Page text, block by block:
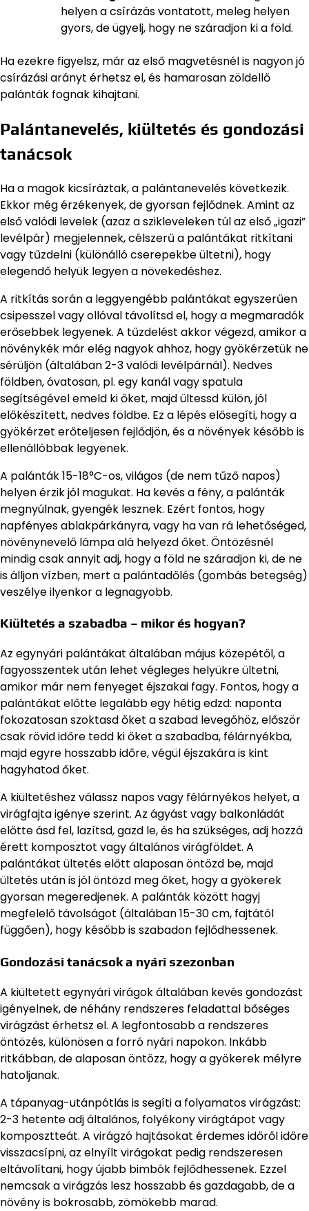
helyen a csírázás vontatott, meleg helyen
gyors, de ügyelj, hogy ne száradjon ki a föld.
Ha ezekre figyelsz, már az első magvetésnél is nagyon jó
csírázási arányt érhetsz el, és hamarosan zöldellő
palánták fognak kihajtani.
Palántanevelés, kiültetés és gondozási
tanácsok
Ha a magok kicsíráztak, a palántanevelés következik.
Ekkor még érzékenyek, de gyorsan fejlődnek. Amint az
első valódi levelek (azaz a szikleveleken túl az első „igazi”
levélpár) megjelennek, célszerű a palántákat ritkítani
vagy tűzdelni (különálló cserepekbe ültetni), hogy
elegendő helyük legyen a növekedéshez.
A ritkítás során a leggyengébb palántákat egyszerűen
csipesszel vagy ollóval távolítsd el, hogy a megmaradók
erősebbek legyenek. A tűzdelést akkor végezd, amikor a
növénykék már elég nagyok ahhoz, hogy gyökérzetük ne
sérüljön (általában 2-3 valódi levélpárnál). Nedves
földben, óvatosan, pl. egy kanál vagy spatula
segítségével emeld ki őket, majd ültessd külön, jól
előkészített, nedves földbe. Ez a lépés elősegíti, hogy a
gyökérzet erőteljesen fejlődjön, és a növények később is
ellenállóbbak legyenek.
A palánták 15-18°C-os, világos (de nem tűző napos)
helyen érzik jól magukat. Ha kevés a fény, a palánták
megnyúlnak, gyengék lesznek. Ezért fontos, hogy
napfényes ablakpárkányra, vagy ha van rá lehetőséged,
növénynevelő lámpa alá helyezd őket. Öntözésnél
mindig csak annyit adj, hogy a föld ne száradjon ki, de ne
is álljon vízben, mert a palántadőlés (gombás betegség)
veszélye ilyenkor a legnagyobb.
Kiültetés a szabadba – mikor és hogyan?
Az egynyári palántákat általában május közepétől, a
fagyosszentek után lehet végleges helyükre ültetni,
amikor már nem fenyeget éjszakai fagy. Fontos, hogy a
palántákat előtte legalább egy hétig edzd: naponta
fokozatosan szoktasd őket a szabad levegőhöz, először
csak rövid időre tedd ki őket a szabadba, félárnyékba,
majd egyre hosszabb időre, végül éjszakára is kint
hagyhatod őket.
A kiültetéshez válassz napos vagy félárnyékos helyet, a
virágfajta igénye szerint. Az ágyást vagy balkonládát
előtte ásd fel, lazítsd, gazd le, és ha szükséges, adj hozzá
érett komposztot vagy általános virágföldet. A
palántákat ültetés előtt alaposan öntözd be, majd
ültetés után is jól öntözd meg őket, hogy a gyökerek
gyorsan megeredjenek. A palánták között hagyj
megfelelő távolságot (általában 15-30 cm, fajtától
függően), hogy később is szabadon fejlődhessenek.
Gondozási tanácsok a nyári szezonban
A kiültetett egynyári virágok általában kevés gondozást
igényelnek, de néhány rendszeres feladattal bőséges
virágzást érhetsz el. A legfontosabb a rendszeres
öntözés, különösen a forró nyári napokon. Inkább
ritkábban, de alaposan öntözz, hogy a gyökerek mélyre
hatoljanak.
A tápanyag-utánpótlás is segíti a folyamatos virágzást:
2-3 hetente adj általános, folyékony virágtápot vagy
komposztteát. A virágzó hajtásokat érdemes időről időre
visszacsípni, az elnyílt virágokat pedig rendszeresen
eltávolítani, hogy újabb bimbók fejlődhessenek. Ezzel
nemcsak a virágzás lesz hosszabb és gazdagabb, de a
növény is bokrosabb, zömökebb marad.